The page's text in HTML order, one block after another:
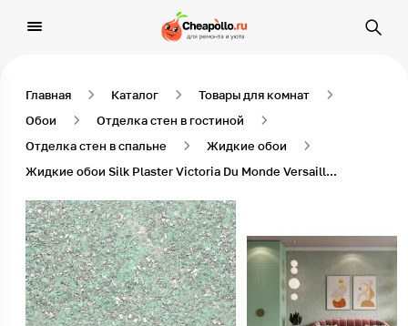
Главная Каталог
Товары для комнат
Обои
Отделка стен в гостиной
Отделка стен в спальне
Жидкие обои
Жидкие обои Silk Plaster Victoria Du Monde Versailles - Silver 102 1 кг Мятный